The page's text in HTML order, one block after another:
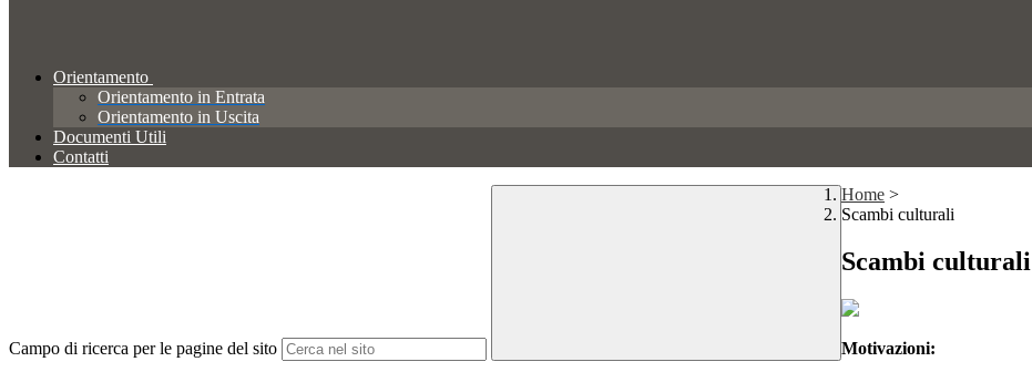
Orientamento
Orientamento in Entrata
Orientamento in Uscita
Documenti Utili
Contatti
Campo di ricerca per le pagine del sito
Home >
Scambi culturali
Scambi culturali
Motivazioni: